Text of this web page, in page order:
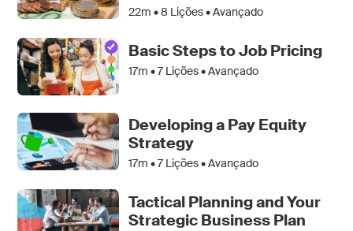
22m •8 Lições • Avançado
Basic Steps to Job Pricing
17m •7Lições • Avançado
Developing a Pay Equity
Strategy
17m •7Lições • Avançado
Tactical Planning and Your
Strategic Business Plan